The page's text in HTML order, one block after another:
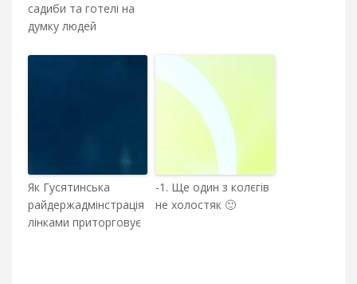
садиби та готелі на
думку людей
Як Гусятинська
райдержадмінстрація
лінками приторговує
-1. Ще один з колєгів
не холостяк 🙂